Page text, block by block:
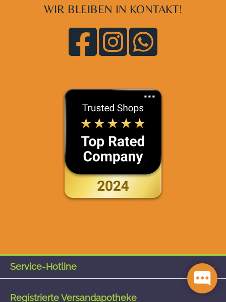
WIR BLEIBEN IN KONTAKT!
Service-Hotline
Registrierte Versandapotheke